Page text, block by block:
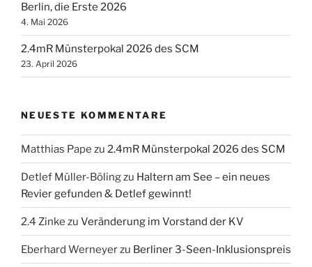
Berlin, die Erste 2026
4. Mai 2026
2.4mR Münsterpokal 2026 des SCM
23. April 2026
NEUESTE KOMMENTARE
Matthias Pape zu 2.4mR Münsterpokal 2026 des SCM
Detlef Müller-Bölingzu Haltern am See – ein neues
Revier gefunden & Detlef gewinnt!
2.4 Zinke zu Veränderung im Vorstand der KV
Eberhard Werneyerzu Berliner 3-Seen-Inklusionspreis